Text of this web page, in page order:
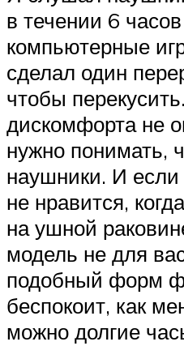
в течении 6
компьютерные
сделал один
чтобы
дискомфорта не
нужно понимать,
наушники. И
не нравится,
на ушной
модель не для
подобный форм
беспокоит, как
можно долгие